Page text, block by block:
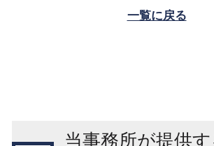
一覧に戻る
当事務所が提供